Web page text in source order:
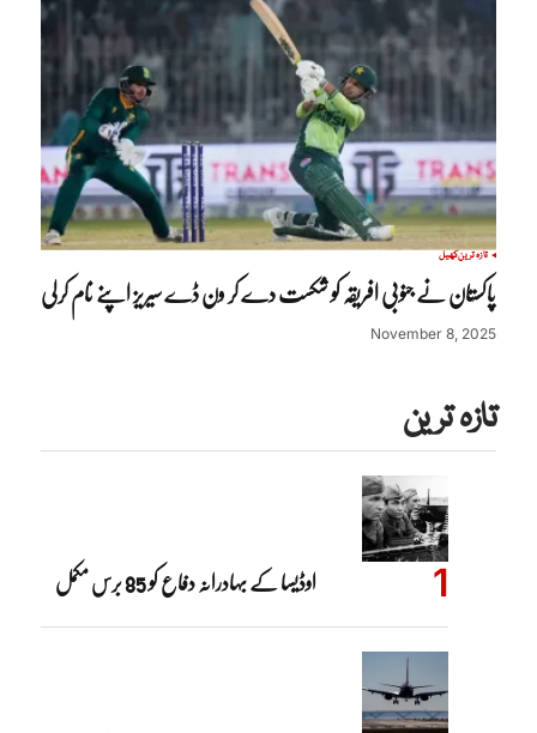
تازہ ترینکھیل
پاکستان نے جنوبی افریقہ کو شکست دے کر ون ڈے سیریز اپنے نام کرلی
November 8, 2025
تازہ ترین
اوڈیسا کے بہادرانہ دفاع کو 85 برس مکمل